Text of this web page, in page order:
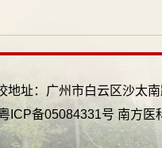
地址：广州市白云区沙太
ICP备05084331号 南方医